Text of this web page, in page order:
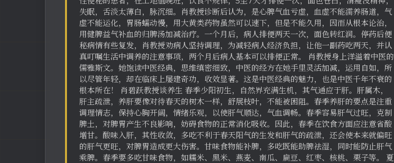
失眠，舌淡太薄白，脉沉细。肖教授诊断后认为，是心脾气血亏虚，血虚不能濡养肠道，气
虚不能运化，胃肠蠕动慢，用大黄类药物虽然可以速下，但是不能久用，因而从根本论治，
用健脾益气补血的归脾汤加减治疗。一个月后，病人排便两天一次，面色转红润。停药后便
秘病情有些复发，肖教授劝病人坚持调理，为减轻病人经济负担，让他一副药吃两天，并认
真叮嘱生活中调养的注意事项，两个月后病人基本可以排便正常。 肖教授身上洋溢着中医的
儒雅斯文。她饱读中医经典，思维缜密细致，中医的经方在她手里灵活加减，运用自如，所
以尽管年轻，却在临床上屡建奇功，收效显著。这是中医经典的魅力，也是中医千年不衰的
根本所在！ 肖碧跃教授谈养生 春季少阳初生，自然界充满生机，其气通应于肝。肝属木，
肝主疏泄，养肝要像对待春天的树木一样，舒展枝叶，不能被困阻。春季养肝的要点是注重
调理情志，保持心胸开阔，情绪乐观，以使肝气顺达，气血调畅。春季容易肝气过旺，克制
脾土，对脾胃产生不良影响，妨碍食物的正常消化吸收。因此，春季在饮食方面应注意省酸
增甘。酸味入肝，其性收敛，多吃不利于春天阳气的生发和肝气的疏泄，还会使本来就偏旺
的肝气更旺，对脾胃造成更大伤害。甘味食物能补脾，多吃既能助脾祛湿，同时能防止肝气
乘脾。春季要多吃甘味食物，如糯米、黑米、燕麦、南瓜、扁豆、红枣、核桃、栗子等。 夏